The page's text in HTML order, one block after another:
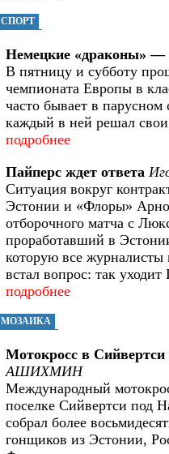
СПОРТ
Немецкие «драконы» —
В пятницу и субботу
чемпионата Европы в
часто бывает в парусном
каждый в ней решал свои
подробнее
Пайперс ждет ответа
Ситуация вокруг
Эстонии и «Флоры» Арно
отборочного матча с
проработавший в
которую все
встал вопрос: так
подробнее
МОЗАИКА
Мотокросс в Сийвертси
АШИХМИН
Международный
поселке Сийвертси под
собрал более
гонщиков из Эстонии,